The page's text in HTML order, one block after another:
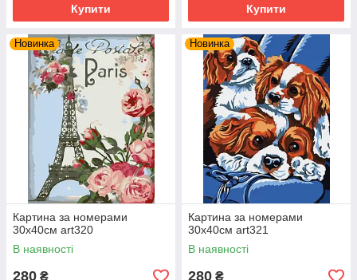
Купити Купити
Новинка
Картина за номерами
30х40см art320
В наявності
280 ₴
Новинка
Картина за номерами
30х40см art321
В наявності
280 ₴